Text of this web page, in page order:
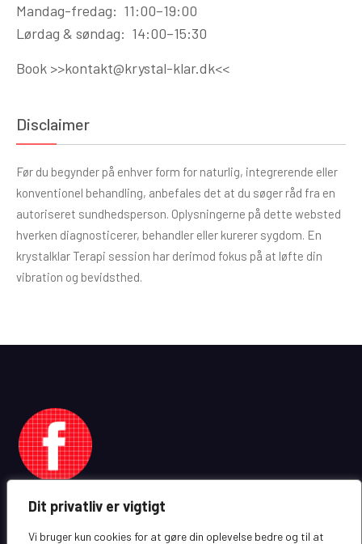
Dit privatliv er vigtigt
Vi bruger kun cookies for at gøre din oplevelse bedre og til at
Mandag-fredag: 11:00–19:00
Lørdag & søndag: 14:00–15:30
Book >>kontakt@krystal-klar.dk<<
Disclaimer
Før du begynder på enhver form for naturlig, integrerende eller
konventionel behandling, anbefales det at du søger råd fra en
autoriseret sundhedsperson. Oplysningerne på dette websted
hverken diagnosticerer, behandler eller kurerer sygdom. En
krystalklar Terapi session har derimod fokus på at løfte din
vibration og bevidsthed.